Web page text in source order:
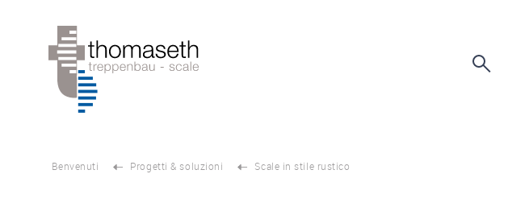
Benvenuti Progetti & soluzioni Scale in stile rustico